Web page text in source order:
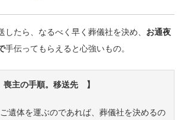
したら、なるべく早く葬儀社を決め、 お通夜
手伝ってもらえると心強いもの。
喪主の手順。移送先 】
遺体を運ぶのであれば、葬儀社を決めるの